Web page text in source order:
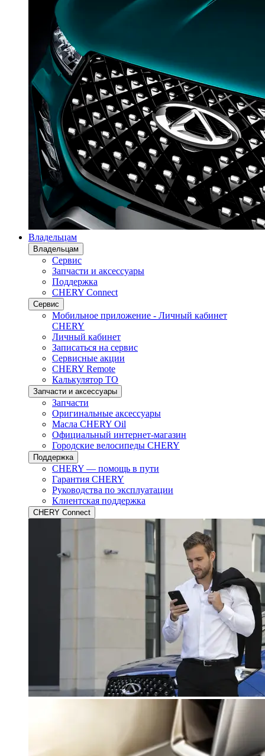
Владельцам
Владельцам
Сервис
Запчасти и аксессуары
Поддержка
CHERY Connect
Сервис
Мобильное приложение - Личный кабинет
CHERY
Личный кабинет
Записаться на сервис
Сервисные акции
CHERY Remote
Калькулятор ТО
Запчасти и аксессуары
Запчасти
Оригинальные аксессуары
Масла CHERY Oil
Официальный интернет-магазин
Городские велосипеды CHERY
Поддержка
CHERY — помощь в пути
Гарантия CHERY
Руководства по эксплуатации
Клиентская поддержка
CHERY Connect